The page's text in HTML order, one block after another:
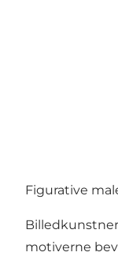
Figurative
motiverne